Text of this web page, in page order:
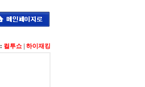
컬투쇼 하이재킹